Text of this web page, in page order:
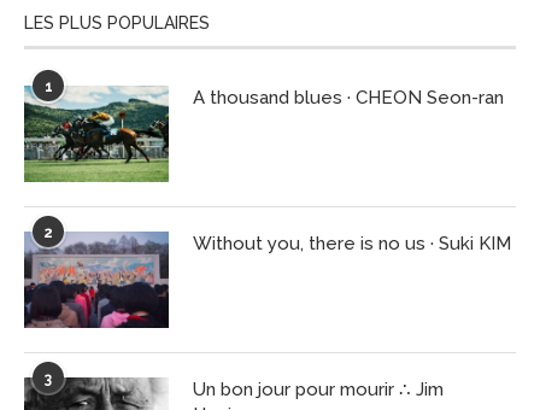
LES PLUS POPULAIRES
1 A thousand blues · CHEON Seon-ran
2 Without you, there is no us · Suki KIM
3
Un bon jour pour mourir ∴ Jim